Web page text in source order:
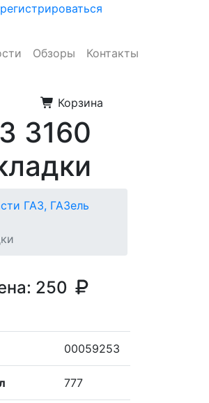
Обзоры Контакты
Корзина
3160
ГАЗ, ГАЗель
250
00059253
777